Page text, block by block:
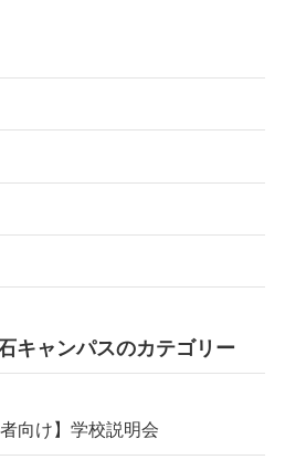
キャンパスのカテゴリー
向け】学校説明会